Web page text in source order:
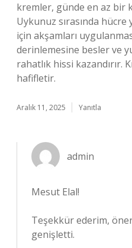
kremler, günde en az bir
Uykunuz sırasında
için akşamları
derinlemesine besler ve
rahatlık hissi kazandırır.
hafifletir.
Aralık 11, 2025 Yanıtla
admin
Mesut Elal!
Teşekkür ederim,
genişletti.